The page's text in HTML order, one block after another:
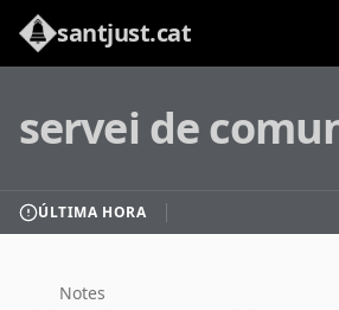
santjust.cat
servei de
ÚLTIMA HORA
Notes